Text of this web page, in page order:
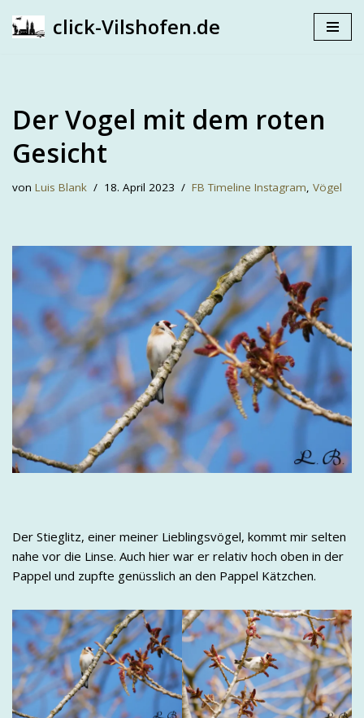
click-Vilshofen.de
Der Vogel mit dem roten
Gesicht
von Luis Blank 18. April 2023 FB Timeline Instagram, Vögel
Der Stieglitz, einer meiner Lieblingsvögel, kommt mir selten
nahe vor die Linse. Auch hier war er relativ hoch oben in der
Pappel und zupfte genüsslich an den Pappel Kätzchen.